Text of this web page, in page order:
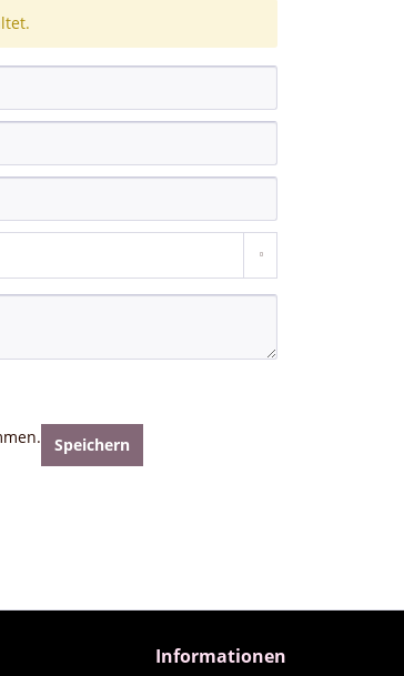
Speichern
Informationen